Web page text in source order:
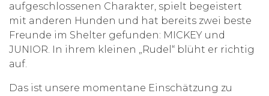
aufgeschlossenen Charakter, spielt begeistert
mit anderen Hunden und hat bereits zwei beste
Freunde im Shelter gefunden: MICKEY und
JUNIOR. In ihrem kleinen „Rudel“ blüht er richtig
auf.
Das ist unsere momentane Einschätzung zu